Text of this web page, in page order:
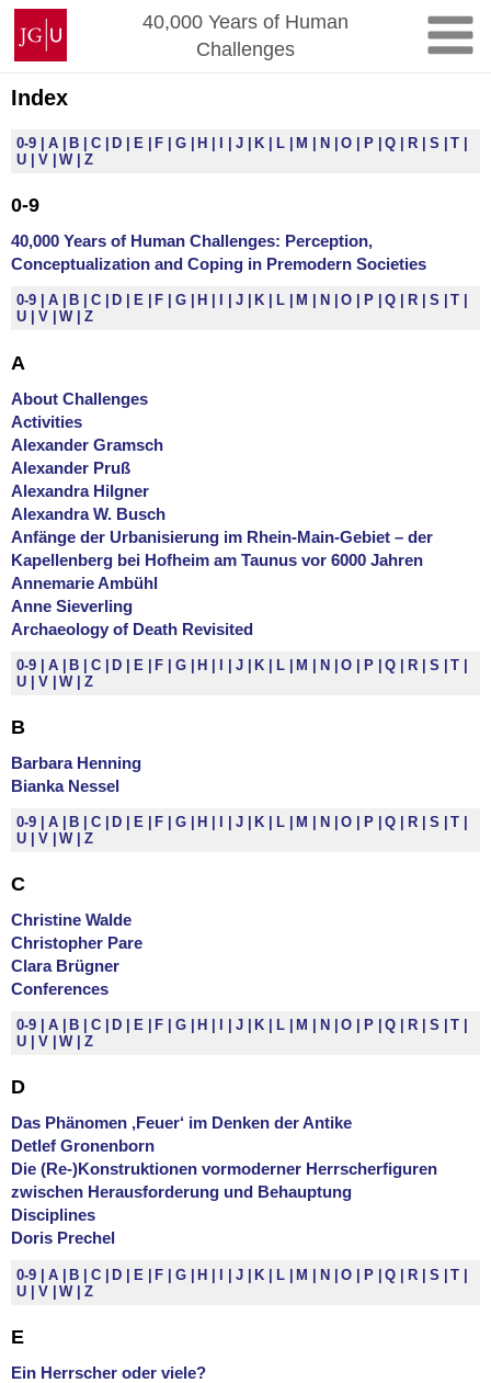
Skip
content
Johannes
Gutenberg
University
Mainz
40,000 Years of Human
Challenges
Index
0-9 A B C D E F G H J K L M N O P Q R S
T
U
V W Z
0-9
40,000 Years of Human Challenges: Perception,
Conceptualization and Coping in Premodern Societies
0-9 A B C D E F G H J K L M N O P Q R S
T
U
V W Z
A
About Challenges
Activities
Alexander Gramsch
Alexander Pruß
Alexandra Hilgner
Alexandra W. Busch
Anfänge der Urbanisierung im Rhein-Main-Gebiet – der
Kapellenberg bei Hofheim am Taunus vor 6000 Jahren
Annemarie Ambühl
Anne Sieverling
Archaeology of Death Revisited
0-9 A B C D E F G H I J K L M N O P Q R S
T
U
V W Z
B
Barbara Henning
Bianka Nessel
0-9 A B C D E F G H J K L M N O P Q R S
T
U
V W Z
C
Christine Walde
Christopher Pare
Clara Brügner
Conferences
0-9 A B C D E F G H J K L M N O P Q R S
T
U
V W Z
D
Das Phänomen ‚Feuer‘ im Denken der Antike
Detlef Gronenborn
Die (Re-)Konstruktionen vormoderner Herrscherfiguren
zwischen Herausforderung und Behauptung
Disciplines
Doris Prechel
0-9 A B C D E F G H I J K L M N O P Q R S
T
U
V W Z
E
Ein Herrscher oder viele?